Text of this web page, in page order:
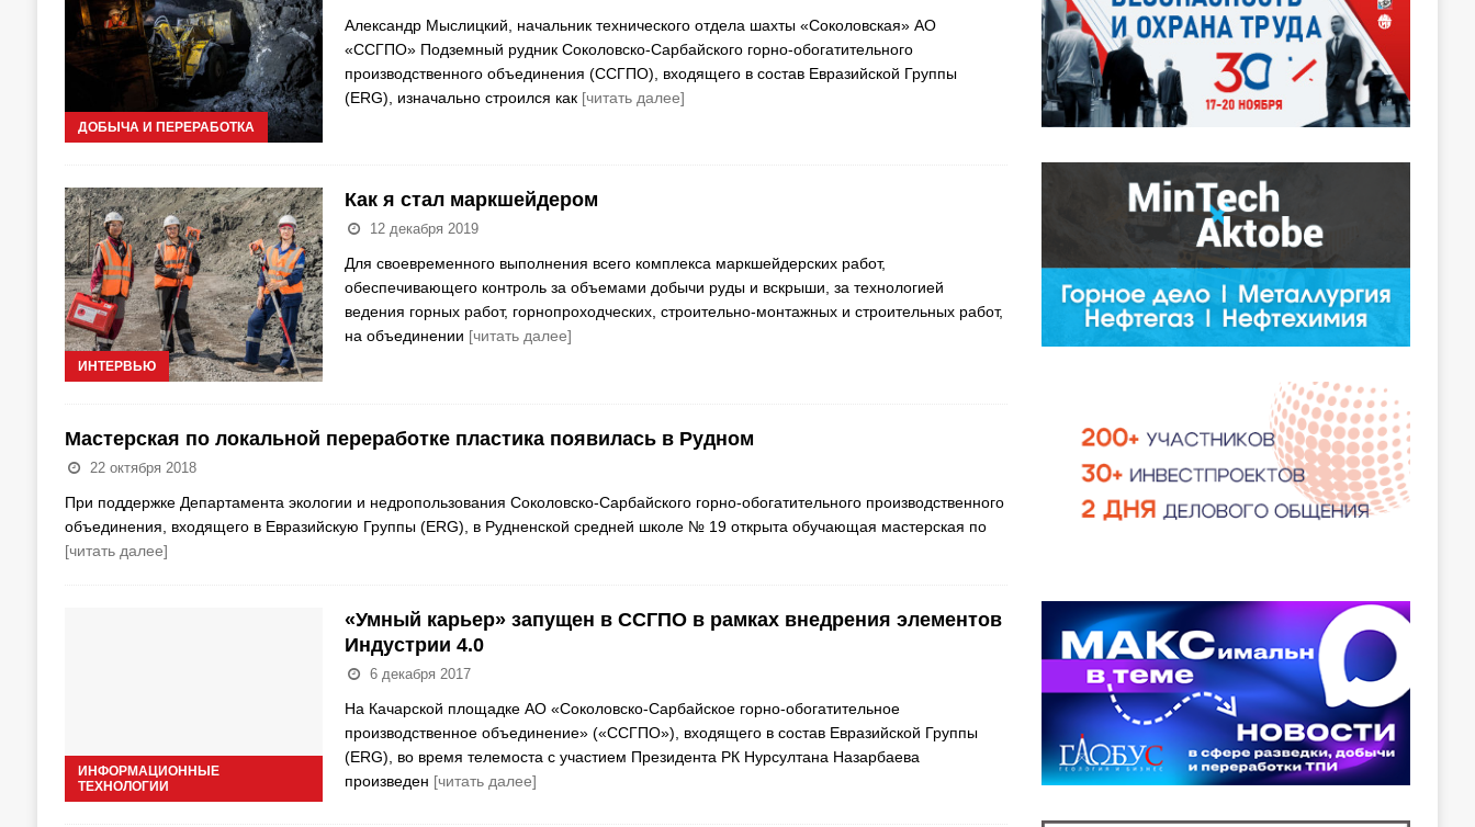
ДОБЫЧА И ПЕРЕРАБОТКА
Александр Мыслицкий, начальник технического отдела шахты «Соколовская» АО
«ССГПО» Подземный рудник Соколовско-Сарбайского горно-обогатительного
производственного объединения (ССГПО), входящего в состав Евразийской Группы
(ERG), изначально строился как [читать далее]
ИНТЕРВЬЮ
Как я стал маркшейдером
12 декабря 2019
Для своевременного выполнения всего комплекса маркшейдерских работ,
обеспечивающего контроль за объемами добычи руды и вскрыши, за технологией
ведения горных работ, горнопроходческих, строительно-монтажных и строительных работ,
на объединении [читать далее]
Мастерская по локальной переработке пластика появилась в Рудном
22 октября 2018
При поддержке Департамента экологии и недропользования Соколовско-Сарбайского горно-обогатительного производственного
объединения, входящего в Евразийскую Группы (ERG), в Рудненской средней школе № 19 открыта обучающая мастерская по
[читать далее]
ИНФОРМАЦИОННЫЕ
ТЕХНОЛОГИИ
«Умный карьер» запущен в ССГПО в рамках внедрения элементов
Индустрии 4.0
6 декабря 2017
На Качарской площадке АО «Соколовско-Сарбайское горно-обогатительное
производственное объединение» («ССГПО»), входящего в состав Евразийской Группы
(ERG), во время телемоста с участием Президента РК Нурсултана Назарбаева
произведен [читать далее]